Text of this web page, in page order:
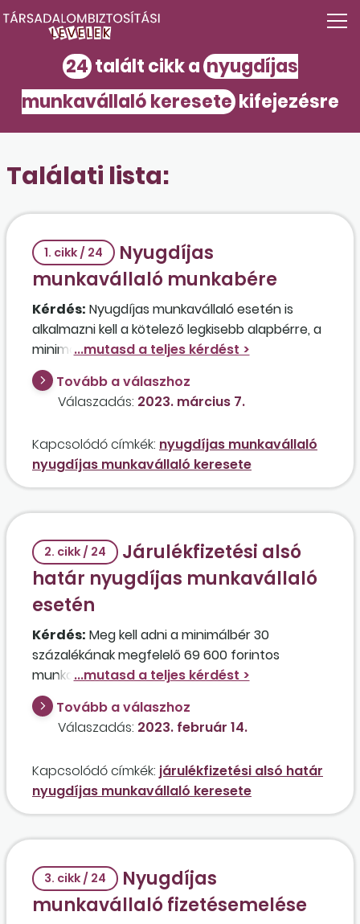
24talált cikk a nyugdíjas
munkavállaló keresetekifejezésre
Találati lista:
1. cikk / 24
Nyugdíjas
munkavállaló munkabére
Kérdés: Nyugdíjas munkavállaló esetén is
alkalmazni kell a kötelező legkisebb alapbérre, a
minimálbérre vonatkozó előírásokat? A napi 8
órás munkaviszonyban foglalkoztatott
korhatárt betöltött saját jogú nyugdíjas bére
lehet kisebb, mint a 2023. január 1-jétől
tekintettel, hogy a dolgozó kizárólag személyi
jövedelemadó fizetésére kötelezett?
Tovább a válaszhoz
Válaszadás: 2023. március 7.
Kapcsolódó címkék: nyugdíjas munkavállaló
nyugdíjas munkavállaló keresete
2. cikk / 24
Járulékfizetési alsó
határ nyugdíjas munkavállaló
esetén
Kérdés: Meg kell adni a minimálbér 30
százalékának megfelelő 69 600 forintos
munkabért a nyugdíjas munkavállalóknak is
akkor, ha napi 2 órás munkaidőben történik a
foglalkoztatásuk?
Tovább a válaszhoz
Válaszadás: 2023. február 14.
Kapcsolódó címkék: járulékfizetési alsó határ
nyugdíjas munkavállaló keresete
3. cikk / 24
Nyugdíjas
munkavállaló fizetésemelése